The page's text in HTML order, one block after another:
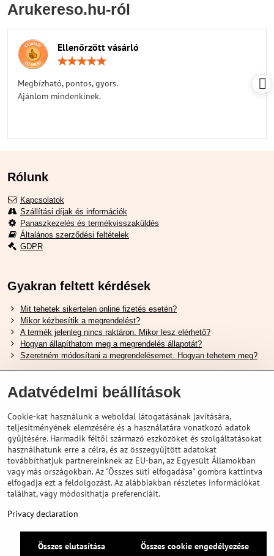
Arukereso.hu-ról
Ellenőrzött vásárló
Megbízható, pontos, gyors.
Ajánlom mindenkinek.
Rólunk
Kapcsolatok
Szállítási díjak és információk
Panaszkezelés és termékvisszaküldés
Általános szerződési feltételek
GDPR
Gyakran feltett kérdések
Mit tehetek sikertelen online fizetés esetén?
Mikor kézbesítik a megrendelést?
A termék jelenleg nincs raktáron. Mikor lesz elérhető?
Hogyan állapíthatom meg a megrendelés állapotát?
Szeretném módosítani a megrendelésemet. Hogyan tehetem meg?
Hasznos Linkek
Hogyan válasszuk ki a megfelelő felfüggesztési villát ?
Hogyan válasszuk ki a megfelelő méretű sisakot?
Shimano E-Bike Akkumulátor Útmutató
Schwalbe Tubeless Gumik Felfedezése
Adatvédelmi beállítások
Cookie-kat használunk a weboldal látogatásának javítására,
teljesítményének elemzésére és a használatára vonatkozó adatok
gyűjtésére. Harmadik féltől származó eszközöket és szolgáltatásokat
használhatunk erre a célra, és az összegyűjtött adatokat
továbbíthatjuk partnereinknek az EU-ban, az Egyesült Államokban
vagy más országokban. Az "Összes süti elfogadása" gombra kattintva
elfogadja ezt a feldolgozást. Az alábbiakban részletes információkat
találhat, vagy módosíthatja preferenciáit.
Privacy declaration
Összes cookie engedélyezése
Összes elutasítása